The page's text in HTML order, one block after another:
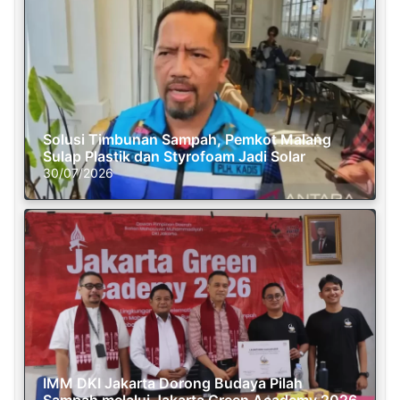
Solusi Timbunan Sampah, Pemkot Malang
Sulap Plastik dan Styrofoam Jadi Solar
30/07/2026
IMM DKI Jakarta Dorong Budaya Pilah